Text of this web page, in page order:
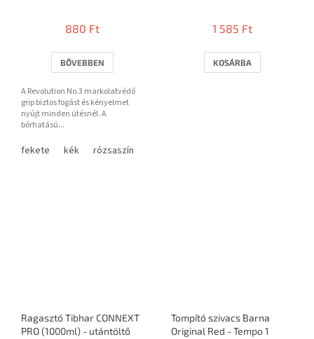
880 Ft
BŐVEBBEN
A Revolution No.3 markolatvédő
grip biztos fogást és kényelmet
nyújt minden ütésnél. A
bőrhatású...
fekete kék rózsaszín
1 585 Ft
KOSÁRBA
Ragasztó Tibhar CONNEXT
PRO (1000ml) - utántöltő
Tompító szivacs Barna
Original Red - Tempo 1